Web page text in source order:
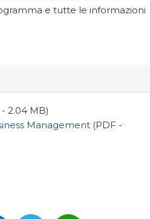
e tutte le informazioni
2.04 MB)
Management(PDF -